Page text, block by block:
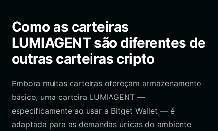
Como as carteiras
LUMIAGENT são diferentes de
outras carteiras cripto
Embora muitas carteiras ofereçam armazenamento
básico, uma carteira LUMIAGENT —
especificamente ao usar a Bitget Wallet — é
adaptada para as demandas únicas do ambiente